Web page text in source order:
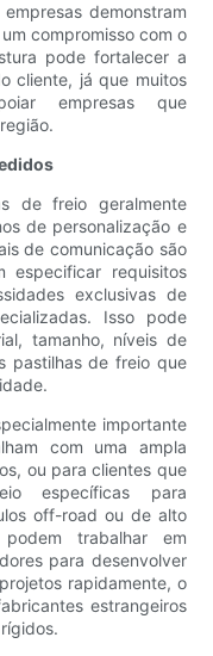
demonstram
compromisso com o
pode fortalecer a
cliente, já que muitos
empresas que
de freio geralmente
de personalização e
de comunicação são
especificar requisitos
exclusivas de
Isso pode
tamanho, níveis de
pastilhas de freio que
importante
com uma ampla
ou para clientes que
específicas para
off-road ou de alto
podem trabalhar em
para desenvolver
rapidamente, o
estrangeiros